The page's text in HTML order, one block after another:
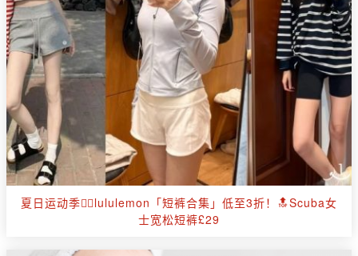
夏日运动季🧘‍♀️lululemon「短裤合集」低至3折！🔝Scuba女
士宽松短裤£29